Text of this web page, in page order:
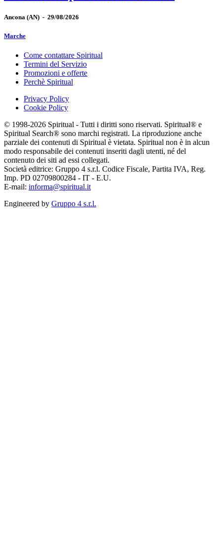
Ancona (AN) - 29/08/2026
Marche
Come contattare Spiritual
Termini del Servizio
Promozioni e offerte
Perchè Spiritual
Privacy Policy
Cookie Policy
© 1998-2026 Spiritual - Tutti i diritti sono riservati. Spiritual® e
Spiritual Search® sono marchi registrati. La riproduzione anche
parziale dei contenuti di Spiritual è vietata. Spiritual non è in alcun
modo responsabile dei contenuti inseriti dagli utenti, né del
contenuto dei siti ad essi collegati.
Società editrice: Gruppo 4 s.r.l. Codice Fiscale, Partita IVA, Reg.
Imp. PD 02709800284 - IT - E.U.
E-mail: informa@spiritual.it
Engineered by Gruppo 4 s.r.l.